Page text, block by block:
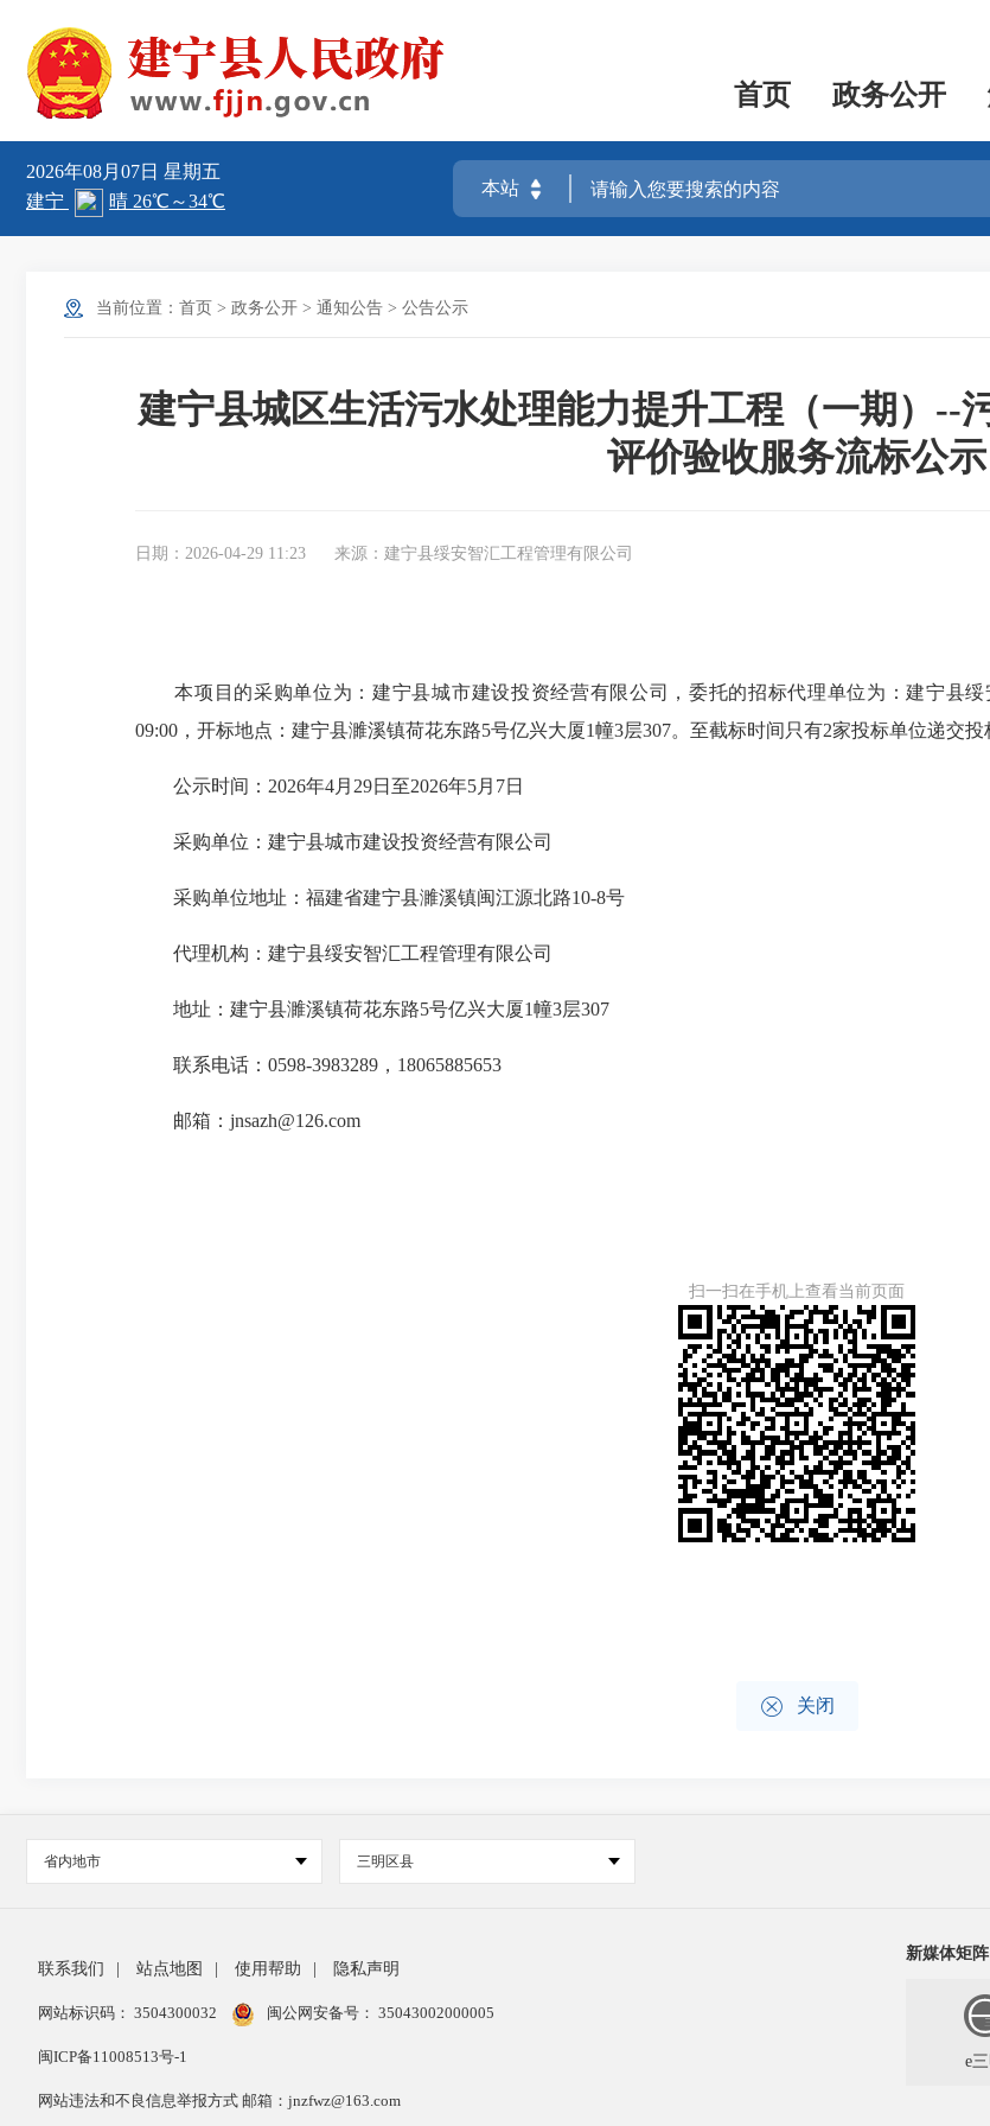
首页 政务公开
2026年08月07日 星期五
当前位置： 首页 > 政务公开 > 通知公告 > 公告公示
建宁县城区生活污水处理能力提升工程（一期）--
评价验收服务流标公示
日期：2026-04-29 11:23 来源：建宁县绥安智汇工程管理有限公司
本项目的采购单位为：建宁县城市建设投资经营有限公司，委托的招标代理单位为：建宁县绥
09:00，开标地点：建宁县濉溪镇荷花东路5号亿兴大厦1幢3层307。 至截标时间只有2家投标单位递交投
公示时间：2026年4月29日至2026年5月7日
采购单位：建宁县城市建设投资经营有限公司
采购单位地址：福建省建宁县濉溪镇闽江源北路10-8号
代理机构：建宁县绥安智汇工程管理有限公司
地址：建宁县濉溪镇荷花东路5号亿兴大厦1幢3层307
联系电话：0598-3983289，18065885653
邮箱：jnsazh@126.com
扫一扫在手机上查看当前页面
 关闭
省内地市 三明区县
联系我们 站点地图 使用帮助 隐私声明
网站标识码： 3504300032 闽公网安备号： 35043002000005
闽ICP备11008513号-1
网站违法和不良信息举报方式 邮箱：jnzfwz@163.com
新媒体矩阵
e